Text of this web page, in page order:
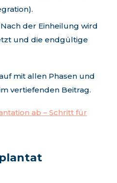
Nach der Einheilung wird
und die endgültige
mit allen Phasen und
vertiefenden Beitrag.
ab – Schritt für